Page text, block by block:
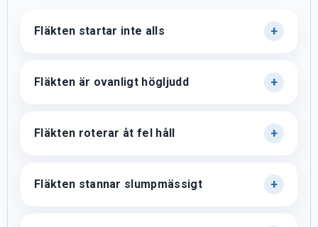
Fläkten startar inte alls
Fläkten är ovanligt högljudd
Fläkten roterar åt fel håll
Fläkten stannar slumpmässigt